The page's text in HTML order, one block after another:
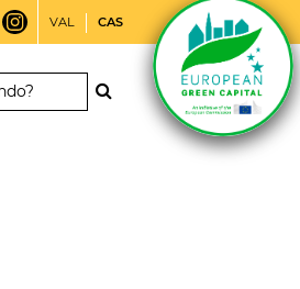
VAL CAS